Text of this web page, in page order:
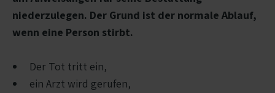
niederzulegen. Der Grund ist der normale Ablauf,
wenn eine Person stirbt.
Der Tot tritt ein,
ein Arzt wird gerufen,